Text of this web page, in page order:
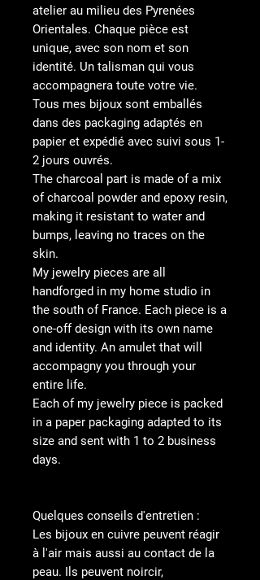
atelier au milieu des Pyrenées
Orientales. Chaque pièce est
unique, avec son nom et son
identité. Un talisman qui vous
accompagnera toute votre vie.
Tous mes bijoux sont emballés
dans des packaging adaptés en
papier et expédié avec suivi sous 1-
2 jours ouvrés.
The charcoal part is made of a mix
of charcoal powder and epoxy resin,
making it resistant to water and
bumps, leaving no traces on the
skin.
My jewelry pieces are all
handforged in my home studio in
the south of France. Each piece is a
one-off design with its own name
and identity. An amulet that will
accompagny you through your
entire life.
Each of my jewelry piece is packed
in a paper packaging adapted to its
size and sent with 1 to 2 business
days.
Quelques conseils d'entretien :
Les bijoux en cuivre peuvent réagir
à l'air mais aussi au contact de la
peau. Ils peuvent noircir,